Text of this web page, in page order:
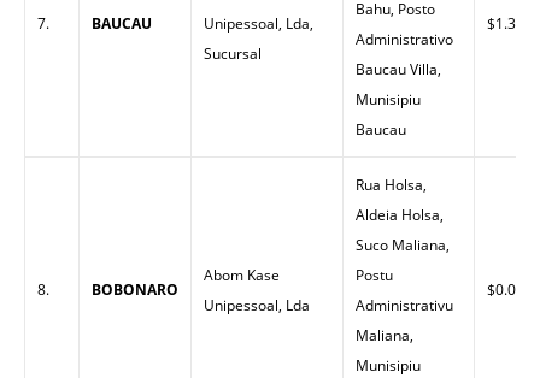
7. BAUCAU
Unipessoal, Lda,
Sucursal
Bahu, Posto
Administrativo
Baucau Villa,
Munisipiu
Baucau
$1.30
8. BOBONARO
Abom Kase
Unipessoal, Lda
Rua Holsa,
Aldeia Holsa,
Suco Maliana,
Postu
Administrativu
Maliana,
Munisipiu
$0.00